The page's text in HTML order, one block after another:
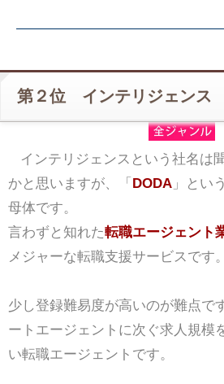
第２位 インテリジェンス
インテリジェンスという社名は
かと思いますが、「 DODA」とい
母体です。
言わずと知れた転職エージェント
メジャーな転職支援サービスです。
少し登録難易度が高いのが難点で
ートエージェントに次ぐ求人規模
い転職エージェントです。